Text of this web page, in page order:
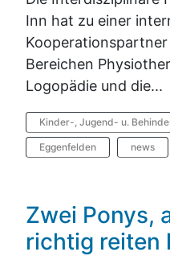
Inn hat zu einer
Bereichen
Logopädie und die...
Kinder-, Jugend- u.
Eggenfelden news
Zwei Ponys,
richtig reiten